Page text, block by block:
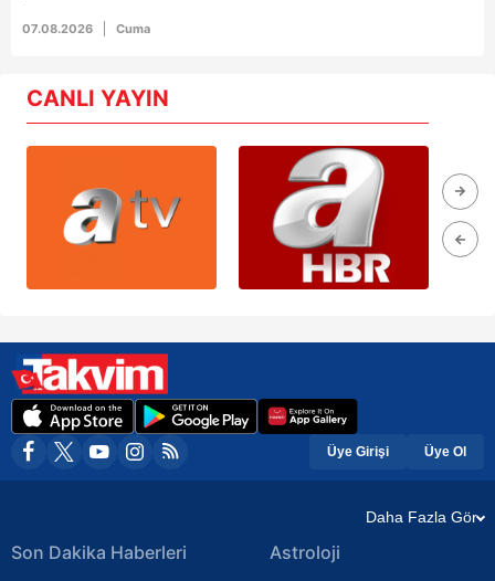
07.08.2026 Cuma
CANLI YAYIN
Üye Girişi Üye Ol
Daha Fazla Gör
Son Dakika Haberleri Astroloji